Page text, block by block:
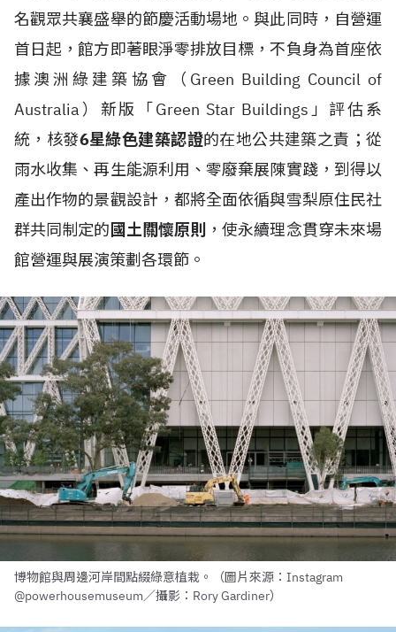
名觀眾共襄盛舉的節慶活動場地。與此同時，自營運
首日起，館方即著眼淨零排放目標，不負身為首座依
據澳洲綠建築協會（Green Building Council of
Australia）新版「Green Star Buildings」評估系
統，核發6星綠色建築認證的在地公共建築之責；從
雨水收集、再生能源利用、零廢棄展陳實踐，到得以
產出作物的景觀設計，都將全面依循與雪梨原住民社
群共同制定的 國土關懷原則 ，使永續理念貫穿未來場
館營運與展演策劃各環節。
博物館與周邊河岸間點綴綠意植栽。（圖片來源：Instagram
@powerhousemuseum／攝影：Rory Gardiner）